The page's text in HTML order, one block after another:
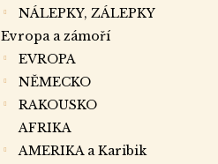
NÁLEPKY, ZÁLEPKY
Evropa a zámoří
EVROPA
NĚMECKO
RAKOUSKO
AFRIKA
AMERIKA a Karibik